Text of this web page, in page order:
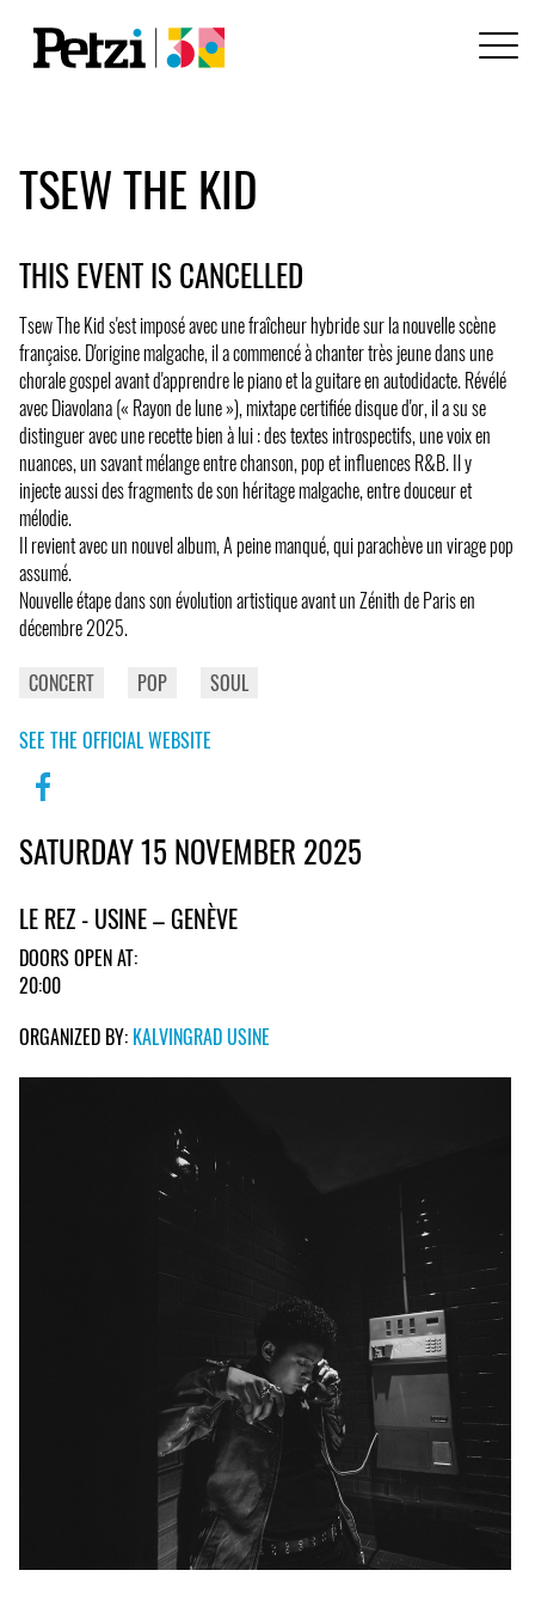
TSEW THE KID
THIS EVENT IS CANCELLED
Tsew The Kid s'est imposé avec une fraîcheur hybride sur la nouvelle scène
française. D'origine malgache, il a commencé à chanter très jeune dans une
chorale gospel avant d'apprendre le piano et la guitare en autodidacte. Révélé
avec Diavolana (« Rayon de lune »), mixtape certifiée disque d'or, il a su se
distinguer avec une recette bien à lui : des textes introspectifs, une voix en
nuances, un savant mélange entre chanson, pop et influences R&B. Il y
injecte aussi des fragments de son héritage malgache, entre douceur et
mélodie.
Il revient avec un nouvel album, A peine manqué, qui parachève un virage pop
assumé.
Nouvelle étape dans son évolution artistique avant un Zénith de Paris en
décembre 2025.
CONCERT
POP SOUL
SEE THE OFFICIAL WEBSITE
SATURDAY 15 NOVEMBER 2025
LE REZ - USINE – GENÈVE
DOORS OPEN AT:
20:00
ORGANIZED BY: KALVINGRAD USINE